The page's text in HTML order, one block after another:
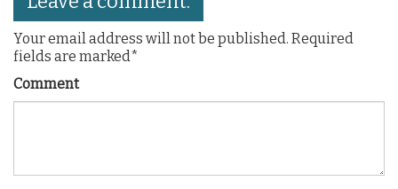
Your email address will not be published. Required
fields are marked*
Comment